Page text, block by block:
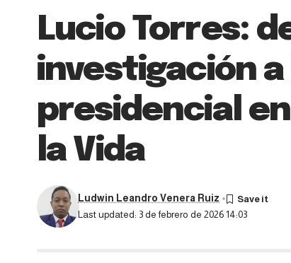
Lucio Torres:
investigación
presidencial
la Vida
Last updated: 3 de febrero de 2026 14:03
Ludwin Leandro Venera Ruiz